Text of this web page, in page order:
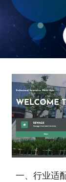
一、行业适